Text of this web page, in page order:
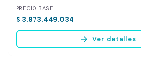
PRECIO BASE
$ 3.873.449.034
arrow_forward Ver detalles